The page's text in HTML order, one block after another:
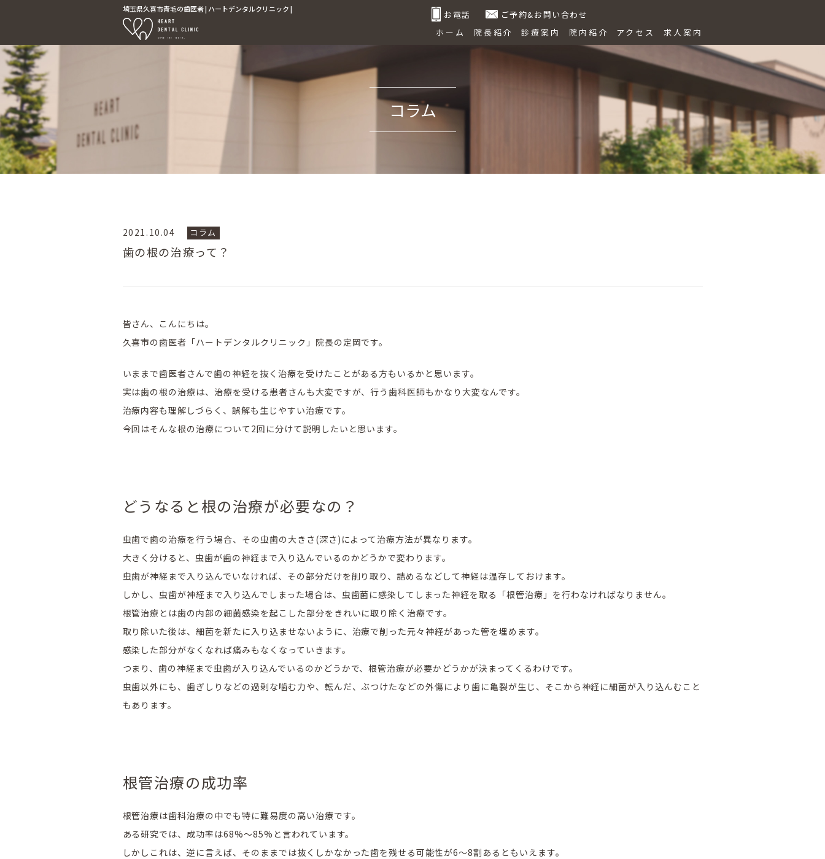
埼玉県久喜市青毛の歯医者 | ハートデンタルクリニック | お電話
ご予約&お問い合わせ
ホーム
院長紹介 診療案内 院内紹介 アクセス 求人案内
コラム
2021.10.04 コラム
歯の根の治療って？
皆さん、こんにちは。
久喜市の歯医者「ハートデンタルクリニック」院長の定岡です。
いままで歯医者さんで歯の神経を抜く治療を受けたことがある方もいるかと思います。
実は歯の根の治療は、治療を受ける患者さんも大変ですが、行う歯科医師もかなり大変なんです。
治療内容も理解しづらく、誤解も生じやすい治療です。
今回はそんな根の治療について2回に分けて説明したいと思います。
どうなると根の治療が必要なの？
虫歯で歯の治療を行う場合、その虫歯の大きさ(深さ)によって治療方法が異なります。
大きく分けると、虫歯が歯の神経まで入り込んでいるのかどうかで変わります。
虫歯が神経まで入り込んでいなければ、その部分だけを削り取り、詰めるなどして神経は温存しておけます。
しかし、虫歯が神経まで入り込んでしまった場合は、虫歯菌に感染してしまった神経を取る「根管治療」を行わなければなりません。
根管治療とは歯の内部の細菌感染を起こした部分をきれいに取り除く治療です。
取り除いた後は、細菌を新たに入り込ませないように、治療で削った元々神経があった管を埋めます。
感染した部分がなくなれば痛みもなくなっていきます。
つまり、歯の神経まで虫歯が入り込んでいるのかどうかで、根管治療が必要かどうかが決まってくるわけです。
虫歯以外にも、歯ぎしりなどの過剰な噛む力や、転んだ、ぶつけたなどの外傷により歯に亀裂が生じ、そこから神経に細菌が入り込んむこと
もあります。
根管治療の成功率
根管治療は歯科治療の中でも特に難易度の高い治療です。
ある研究では、成功率は68%〜85%と言われています。
しかしこれは、逆に言えば、そのままでは抜くしかなかった歯を残せる可能性が6〜8割あるともいえます。